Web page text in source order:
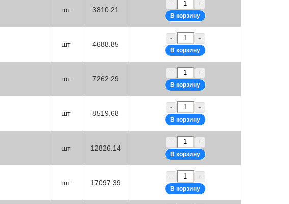
шт 3810.21
- +
шт 4688.85
- +
шт 7262.29
- +
шт 8519.68
- +
шт 12826.14
- +
шт 17097.39
- +